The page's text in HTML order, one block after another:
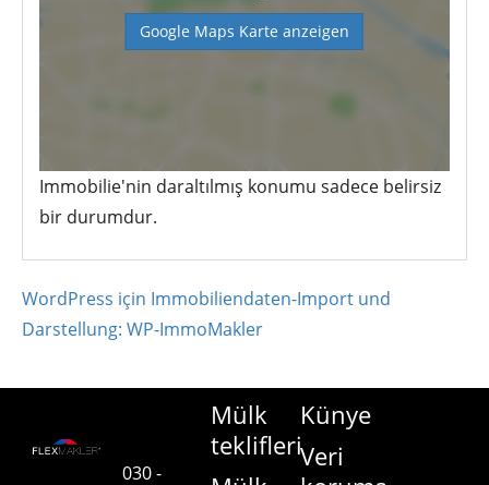
Google Maps Karte anzeigen
Immobilie'nin daraltılmış konumu sadece belirsiz
bir durumdur.
WordPress için Immobiliendaten-Import und
Darstellung: WP-ImmoMakler
030 -
Mülk
teklifleri
Künye
Veri